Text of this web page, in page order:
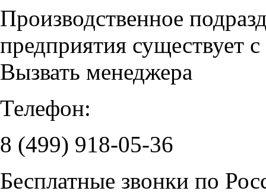
Производственное
предприятия существует
Вызвать менеджера
Телефон:
8 (499) 918-05-36
Бесплатные звонки по